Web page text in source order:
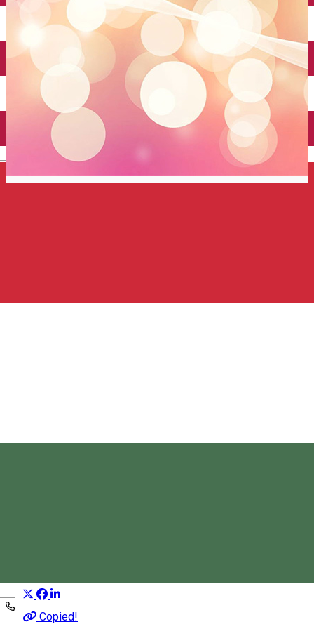
Magyar
Închirieri auto
Închirieri de biciclete
Copied!